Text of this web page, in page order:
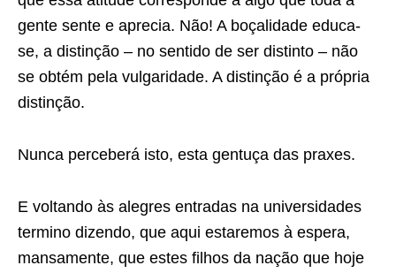
gente sente e aprecia. Não! A boçalidade educa-
se, a distinção – no sentido de ser distinto – não
se obtém pela vulgaridade. A distinção é a própria
distinção.
Nunca perceberá isto, esta gentuça das praxes.
E voltando às alegres entradas na universidades
termino dizendo, que aqui estaremos à espera,
mansamente, que estes filhos da nação que hoje